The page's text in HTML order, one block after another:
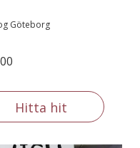
Göteborg
Hitta hit